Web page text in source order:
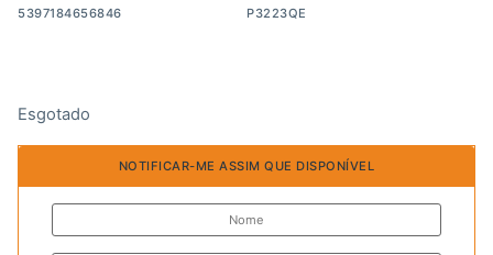
5397184656846
P3223QE
Esgotado
NOTIFICAR-ME ASSIM QUE DISPONÍVEL